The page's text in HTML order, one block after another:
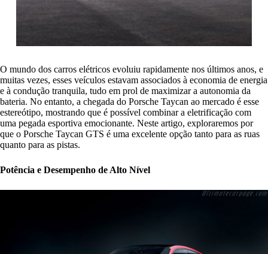
O mundo dos carros elétricos evoluiu rapidamente nos últimos anos, e
muitas vezes, esses veículos estavam associados à economia de energia
e à condução tranquila, tudo em prol de maximizar a autonomia da
bateria. No entanto, a chegada do Porsche Taycan ao mercado é esse
estereótipo, mostrando que é possível combinar a eletrificação com
uma pegada esportiva emocionante. Neste artigo, exploraremos por
que o Porsche Taycan GTS é uma excelente opção tanto para as ruas
quanto para as pistas.
Potência e Desempenho de Alto Nível